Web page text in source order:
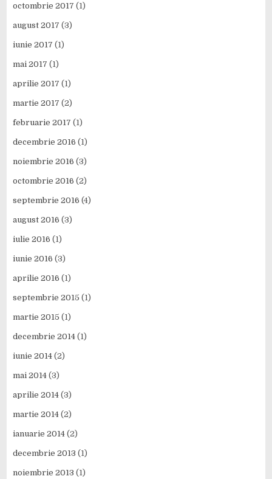
octombrie 2017 (1)
august 2017 (3)
iunie 2017 (1)
mai 2017 (1)
aprilie 2017 (1)
martie 2017 (2)
februarie 2017 (1)
decembrie 2016 (1)
noiembrie 2016 (3)
octombrie 2016 (2)
septembrie 2016 (4)
august 2016 (3)
iulie 2016 (1)
iunie 2016 (3)
aprilie 2016 (1)
septembrie 2015 (1)
martie 2015 (1)
decembrie 2014 (1)
iunie 2014 (2)
mai 2014 (3)
aprilie 2014 (3)
martie 2014 (2)
ianuarie 2014 (2)
decembrie 2013 (1)
noiembrie 2013 (1)